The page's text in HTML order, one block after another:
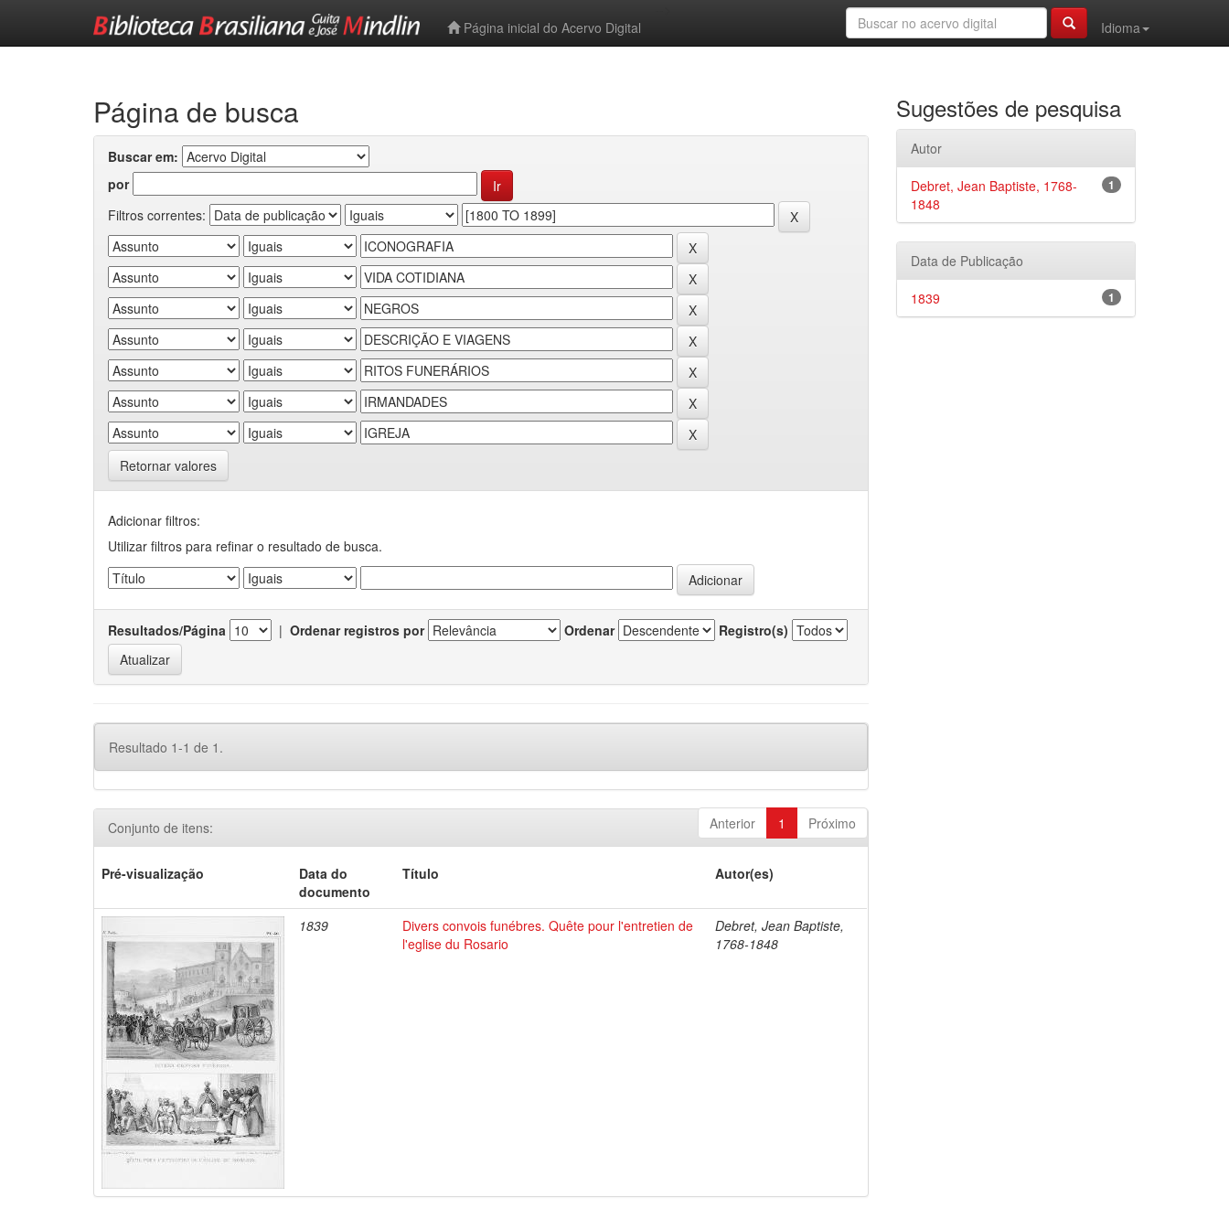
Página inicial do Acervo Digital
Idioma
Página de busca
Buscar em:
por
Filtros correntes:
Retornar valores
Adicionar filtros:
Utilizar filtros para refinar o resultado de busca.
Resultados/Página | Ordenar registros por Ordenar Registro(s)
Resultado 1-1 de 1.
Anterior 1 Próximo
Conjunto de itens:
Pré-visualização
Data do
documento
Título Autor(es)
1839
Divers convois funébres. Quête pour l'entretien de
l'eglise du Rosario
Debret, Jean Baptiste,
1768-1848
Sugestões de pesquisa
Autor
1
Debret, Jean Baptiste, 1768-
1848
Data de Publicação
1
1839